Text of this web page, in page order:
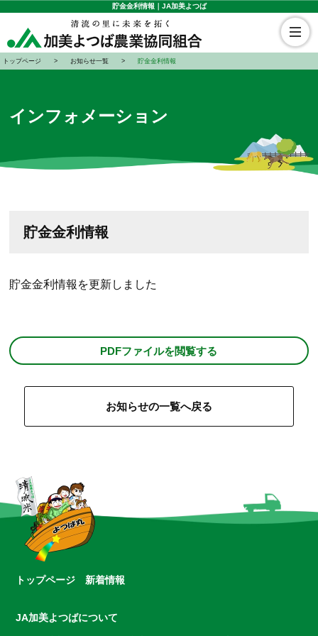
貯金金利情報｜JA加美よつば
トップページ お知らせ一覧 貯金金利情報
インフォメーション
貯金金利情報
貯金金利情報を更新しました
PDFファイルを閲覧する
お知らせの一覧へ戻る
トップページ 新着情報
JA加美よつばについて